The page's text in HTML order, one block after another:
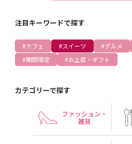
注目キーワードで探す
カフェ スイーツ グルメ
期間限定
お土産・ギフト
カテゴリーで探す
ファッション・
雑貨